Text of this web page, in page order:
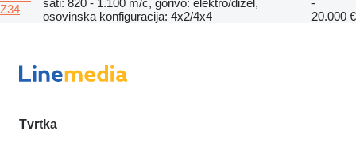
Z34
osovinska konfiguracija: 4x2/4x4
20.000 €
Tvrtka